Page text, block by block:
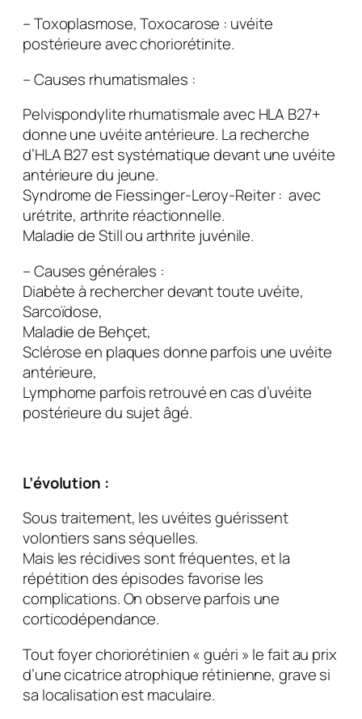
– Toxoplasmose, Toxocarose : uvéite
postérieure avec choriorétinite.
–Causes rhumatismales :
Pelvispondylite rhumatismale avec HLA B27+
donne une uvéite antérieure. La recherche
d’HLA B27 est systématique devant une uvéite
antérieure du jeune.
Syndrome de Fiessinger-Leroy-Reiter : avec
urétrite, arthrite réactionnelle.
Maladie de Still ou arthrite juvénile.
–Causes générales :
Diabète à rechercher devant toute uvéite,
Sarcoïdose,
Maladie de Behçet,
Sclérose en plaques donne parfois une uvéite
antérieure,
Lymphome parfois retrouvé en cas d’uvéite
postérieure du sujet âgé.
L’évolution :
Sous traitement, les uvéites guérissent
volontiers sans séquelles.
Mais les récidives sont fréquentes, et la
répétition des épisodes favorise les
complications. On observe parfois une
corticodépendance.
Tout foyer choriorétinien « guéri » le fait au prix
d’une cicatrice atrophique rétinienne, grave si
sa localisation est maculaire.